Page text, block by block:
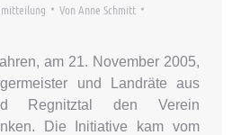
Von Anne Schmitt
am 21. November 2005,
und Landräte aus
Regnitztal den Verein
Die Initiative kam vom